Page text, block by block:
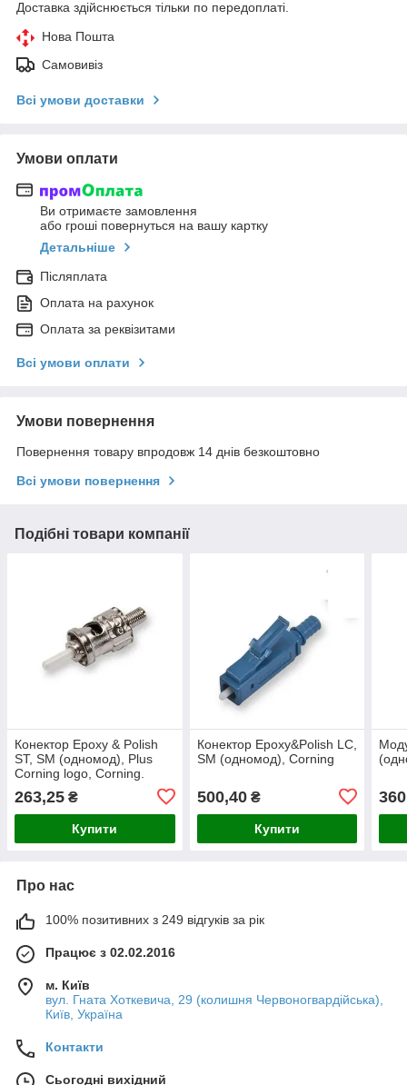
Доставка здійснюється тільки по передоплаті.
Нова Пошта
Самовивіз
Всі умови доставки
Умови оплати
Ви отримаєте замовлення
або гроші повернуться на вашу картку
Детальніше
Післяплата
Оплата на рахунок
Оплата за реквізитами
Всі умови оплати
Умови повернення
Повернення товару впродовж 14 днів безкоштовно
Всі умови повернення
Подібні товари компанії
Конектор Epoxy & Polish
ST, SM (одномод), Plus
Corning logo, Corning.
263,25 ₴
Купити
Конектор Epoxy&Polish LC,
SM (одномод), Corning
500,40₴
Купити
360
Про нас
100% позитивних з 249 відгуків за рік
Працює з 02.02.2016
м. Київ
вул. Гната Хоткевича, 29 (колишня Червоногвардійська),
Київ, Україна
Контакти
Сьогодні вихідний